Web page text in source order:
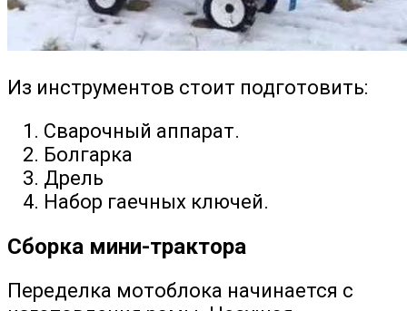
Из инструментов стоит подготовить:
Сварочный аппарат.
Болгарка
Дрель
Набор гаечных ключей.
Сборка мини-трактора
Переделка мотоблока начинается с